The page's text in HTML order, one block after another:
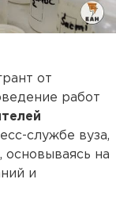
от
работ
службе вуза,
основываясь на
и